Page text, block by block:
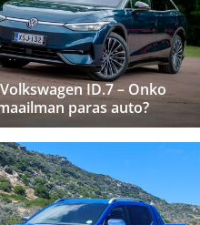
ID.7 – Onko
paras auto?